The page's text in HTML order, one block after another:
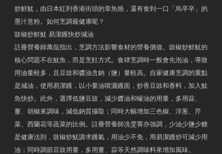
炒鮮魷，由日本紅到香港街頭的章魚燒，還有食到一口「烏卒卒」的
墨汁意粉。如何烹調最健康呢？
豉椒炒鮮魷 易潔鑊快炒減油
註冊營養師萬侃指出，烹調方法影響食材的營養價值。豉椒炒鮮魷的
核心問題不在魷魚，而是烹飪方式。食肆烹調時一般會先泡油，導致
用油量較多，且豆豉和醬油含鈉（鹽）量較高。自家健康烹調的重點
是減油，使用易潔鑊，以小量油噴灑鑊面，炒香豆豉和香料，加入魷
魚快炒。此外，選擇低鹽豆豉，減少醬油和蠔油的用量，多用蒜、
薑、胡椒來調味，減低鈉質攝取；同時大幅增加三色椒、洋葱、芹
菜、西蘭花等蔬菜的比例。註冊營養師冼雯菁亦強調，少油少鹽少糖
是健康法則，豉椒炒魷講求鑊氣，用油少不免，用易潔鑊炒可減少用
油；同時調節豆豉用量，多用薑、蒜等天然調味料來增加風味。